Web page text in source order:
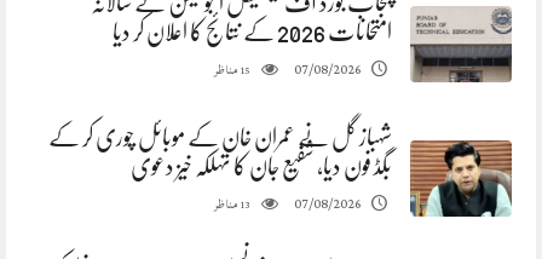
امتحانات 2026 کے نتائج کا اعلان کر دیا
07/08/2026
15مناظر
شہباز گل نے عمران خان کے موبائل چوری کر کے
بگڈ فون دیا، شفیع جان کا تہلکہ خیز دعوی
07/08/2026
13مناظر